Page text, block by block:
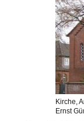
Kirche,
Ernst